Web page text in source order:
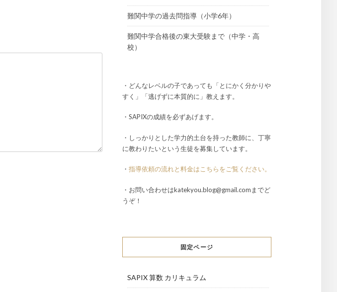
難関中学の過去問指導（小学6年）
難関中学合格後の東大受験まで（中学・高
校）
・どんなレベルの子であっても「とにかく分かりや
すく」「逃げずに本質的に」教えます。
・SAPIXの成績を必ずあげます。
・しっかりとした学力的土台を持った教師に、丁寧
に教わりたいという生徒を募集しています。
・ 指導依頼の流れと料金はこちらをご覧ください。
・お問い合わせはkatekyou.blog@gmail.comまでど
うぞ！
固定ページ
SAPIX 算数 カリキュラム